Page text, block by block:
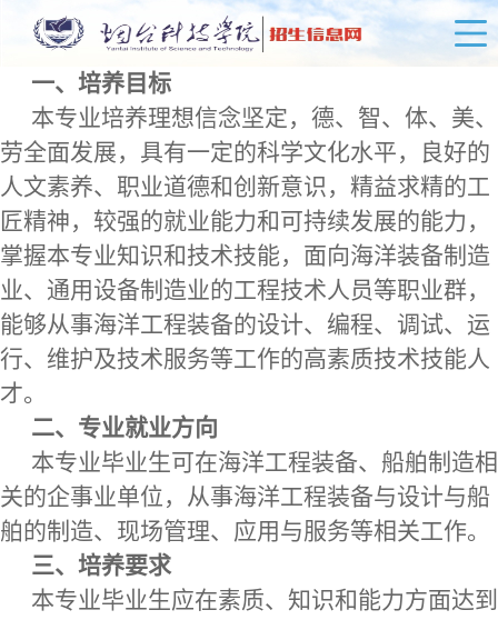
一、培养目标
本专业培养理想信念坚定，德、智、体、美、
劳全面发展，具有一定的科学文化水平，良好的
人文素养、职业道德和创新意识，精益求精的工
匠精神，较强的就业能力和可持续发展的能力，
掌握本专业知识和技术技能，面向海洋装备制造
业、通用设备制造业的工程技术人员等职业群，
能够从事海洋工程装备的设计、编程、调试、运
行、维护及技术服务等工作的高素质技术技能人
才。
二、专业就业方向
本专业毕业生可在海洋工程装备、船舶制造相
关的企事业单位，从事海洋工程装备与设计与船
舶的制造、现场管理、应用与服务等相关工作。
三、培养要求
本专业毕业生应在素质、知识和能力方面达到